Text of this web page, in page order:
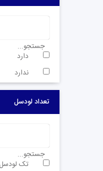
جستجو...
دارد
ندارد
تعداد لودسل
جستجو...
تک لودسل